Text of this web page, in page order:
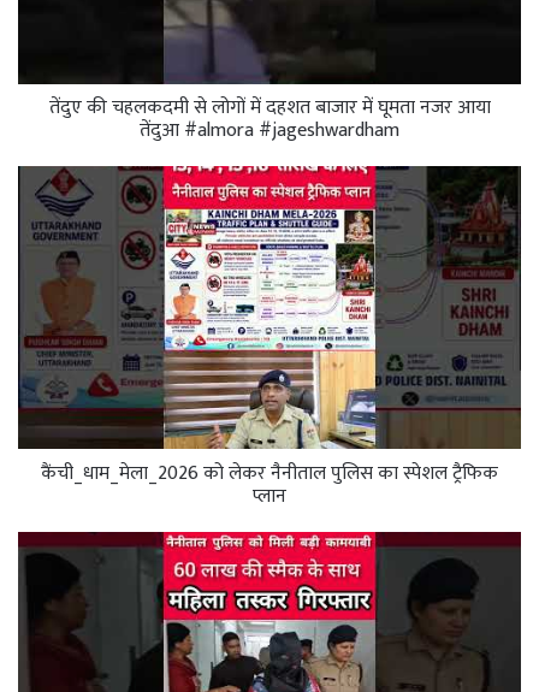
तेंदुए की चहलकदमी से लोगों में दहशत बाजार में घूमता नजर आया
तेंदुआ #almora #jageshwardham
कैंची_धाम_मेला_2026 को लेकर नैनीताल पुलिस का स्पेशल ट्रैफिक
प्लान